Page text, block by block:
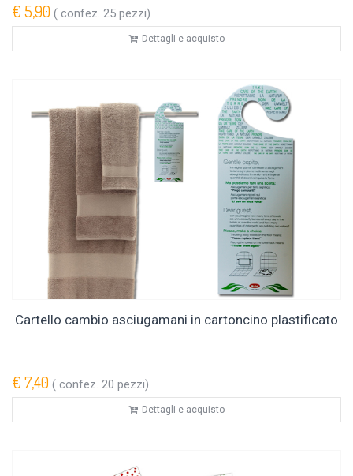
€ 5,90 ( confez. 25 pezzi)
Dettagli e acquisto
Cartello cambio asciugamani in cartoncino plastificato
€ 7,40 ( confez. 20 pezzi)
Dettagli e acquisto